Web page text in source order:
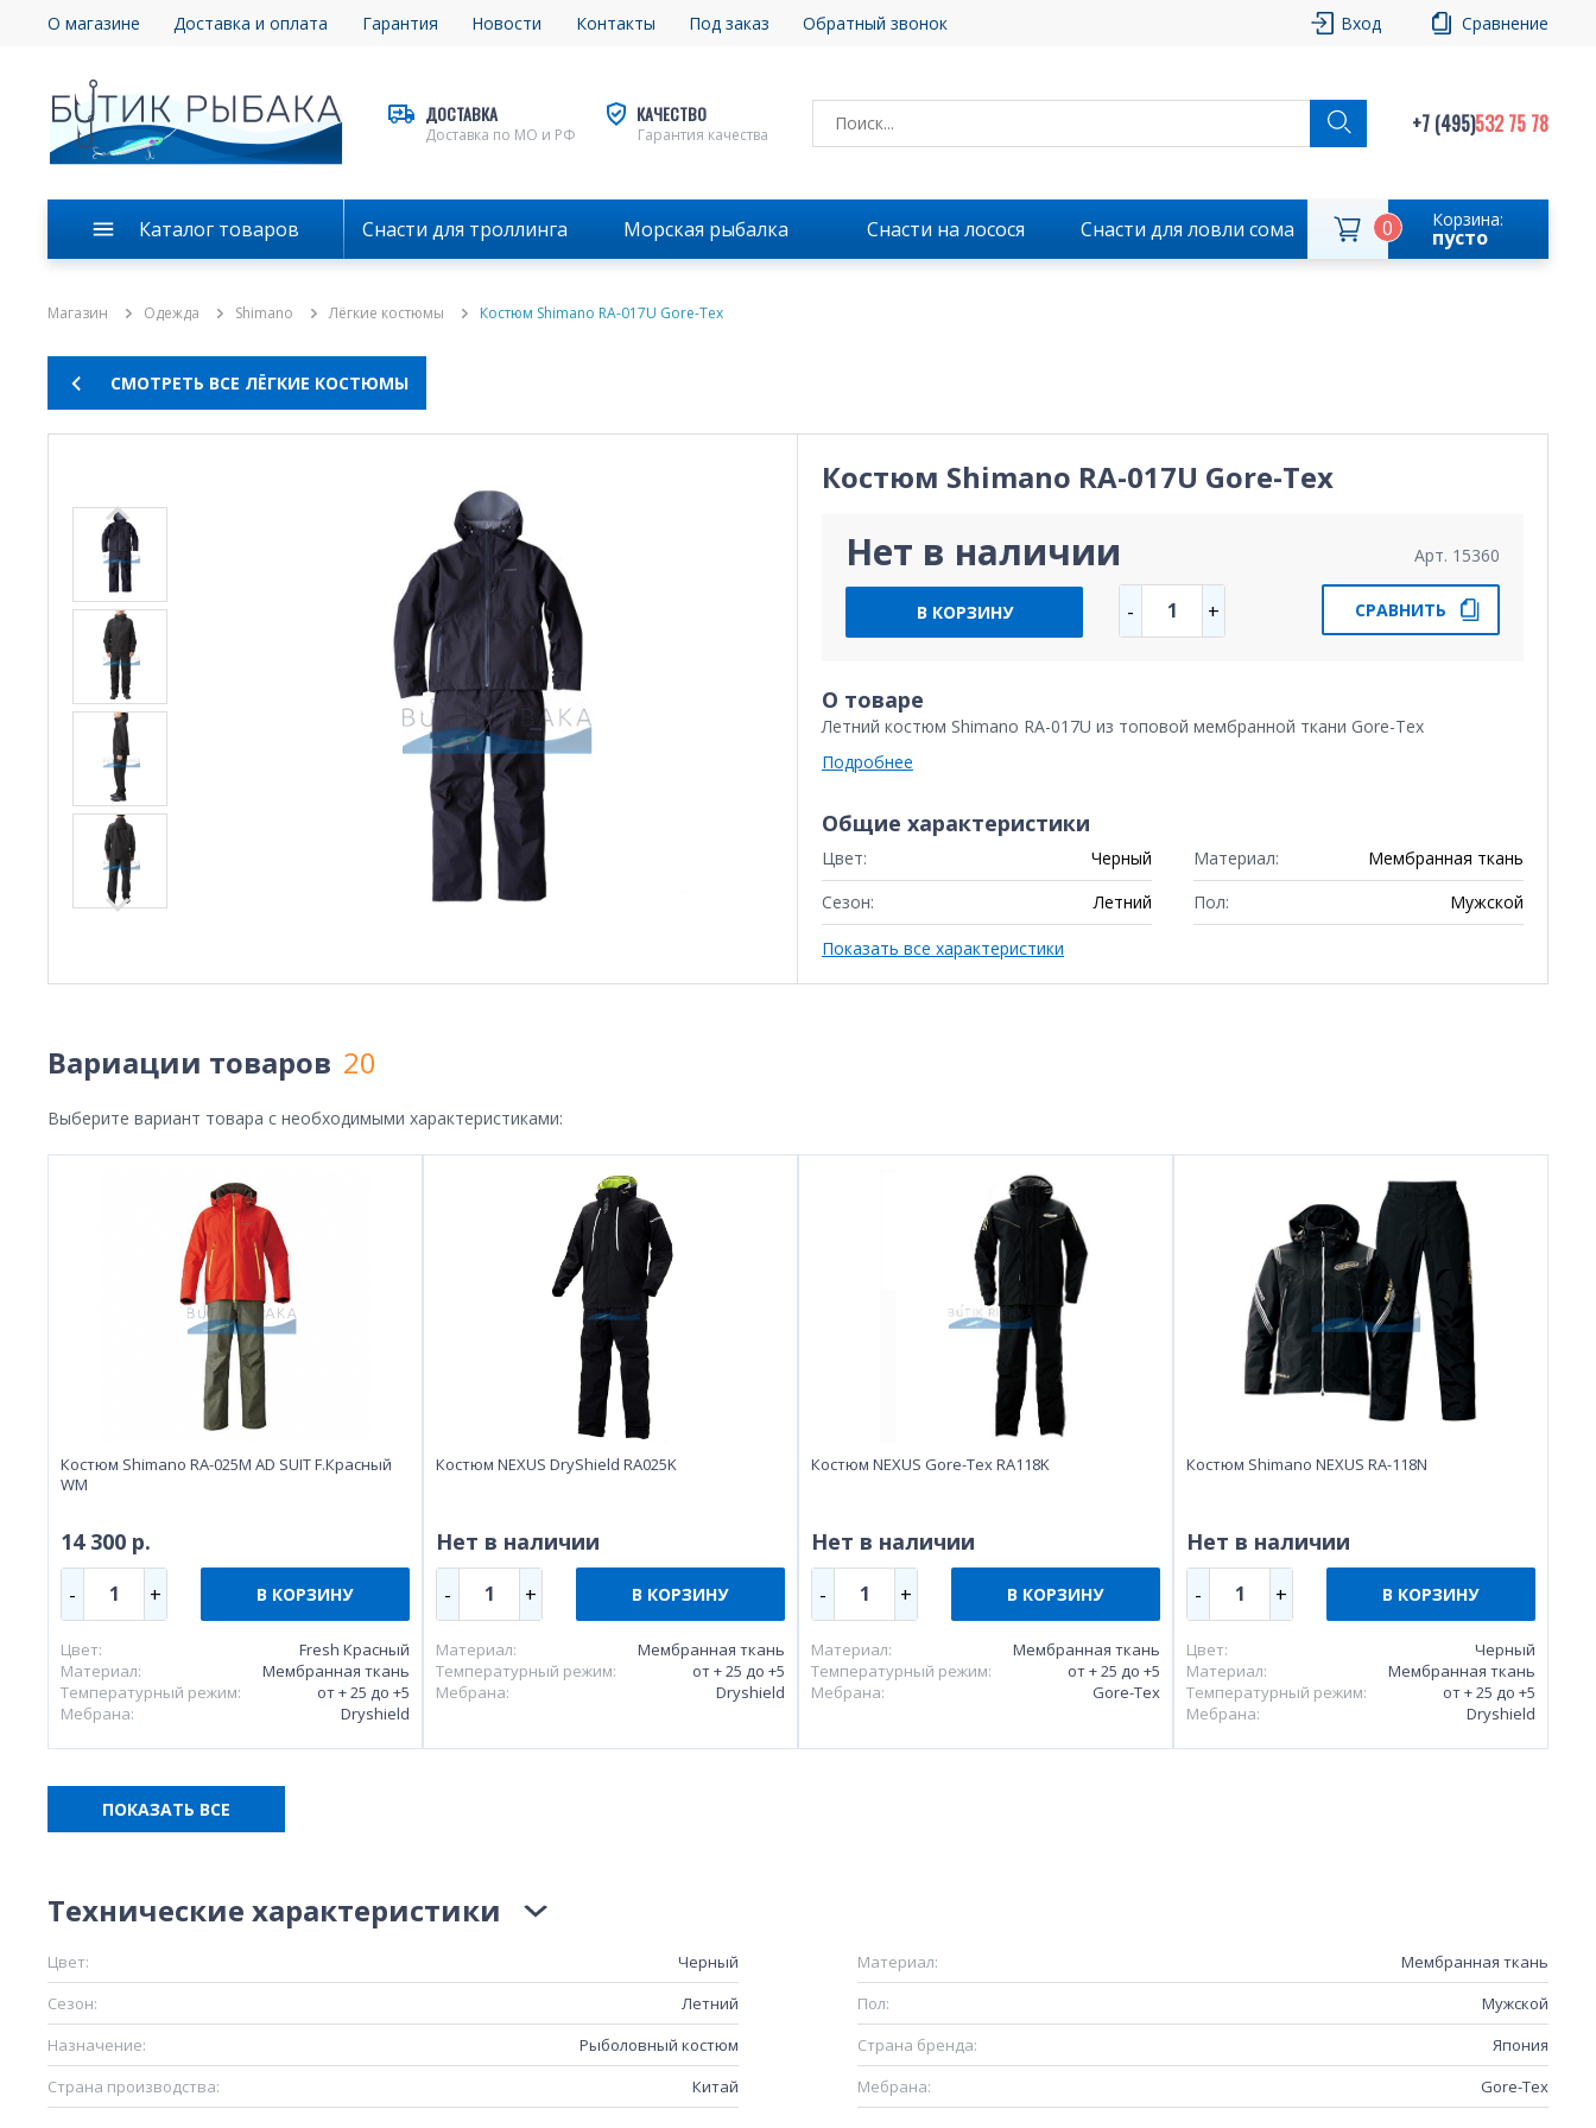
О магазине Доставка и оплата Гарантия Новости Контакты Под заказ Обратный звонок Вход Сравнение
ДОСТАВКА
Доставка по МО и РФ
КАЧЕСТВО
Гарантия качества +7 (495)532 75 78
Каталог товаров Снасти для троллинга Морская рыбалка Снасти на лосося Снасти для ловли сома Корзина:
пусто
0
Магазин Одежда Shimano Лёгкие костюмы Костюм Shimano RA-017U Gore-Tex
СМОТРЕТЬ ВСЕ ЛЁГКИЕ КОСТЮМЫ
Костюм Shimano RA-017U Gore-Tex
Нет в наличии Арт. 15360
В КОРЗИНУ - 1 + СРАВНИТЬ
О товаре
Летний костюм Shimano RA-017U из топовой мембранной ткани Gore-Tex
Подробнее
Общие характеристики
Цвет: Черный Материал:
Мембранная ткань
Сезон:
Летний Пол: Мужской
Показать все характеристики
Вариации товаров 20
Выберите вариант товара с необходимыми характеристиками:
Костюм Shimano RA-025M AD SUIT F.Красный
WM
14 300 р.
- 1 + В КОРЗИНУ
Цвет:
Fresh Красный
Материал:
Мембранная ткань
Температурный режим:
от + 25 до +5
Мебрана:
Dryshield
Костюм NEXUS DryShield RA025K
Нет в наличии
- 1 + В КОРЗИНУ
Материал:
Мембранная ткань
Температурный режим:
от + 25 до +5
Мебрана:
Dryshield
Костюм NEXUS Gore-Tex RA118K
Нет в наличии
- 1 + В КОРЗИНУ
Материал:
Мембранная ткань
Температурный режим:
от + 25 до +5
Мебрана:
Gore-Tex
Костюм Shimano NEXUS RA-118N
Нет в наличии
- 1 + В КОРЗИНУ
Цвет:
Черный
Материал:
Мембранная ткань
Температурный режим:
от + 25 до +5
Мебрана:
Dryshield
ПОКАЗАТЬ ВСЕ
Технические характеристики
Цвет: Черный Материал:
Мембранная ткань
Сезон:
Летний Пол:
Мужской
Назначение:
Рыболовный костюм Страна бренда:
Япония
Страна производства:
Китай Мебрана: Gore-Tex